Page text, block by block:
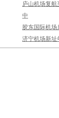
庐山机场复
中
胶东国际机
济宁机场新址